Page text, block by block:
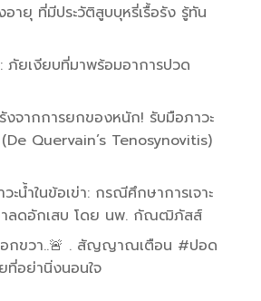
ายุ ที่มีประวัติสูบบุหรี่เรื้อรัง รู้ทัน
ภัยเงียบที่มาพร้อมอาการปวด
จากการยกของหนัก! รับมือภาวะ
Quervain’s Tenosynovitis)
วะน้ำในข้อเข่า: กรณีศึกษาการเจาะ
าลดอักเสบ โดย นพ. กัณฒิภัสส์
าอกขวา..🚨 . สัญญาณเตือน #ปอด
ที่อย่านิ่งนอนใจ